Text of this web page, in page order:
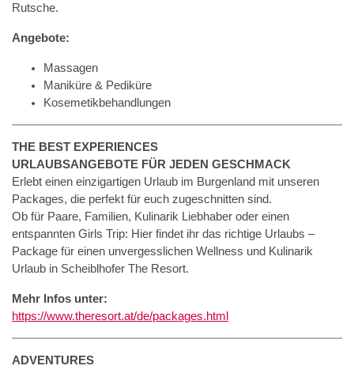
Rutsche.
Angebote:
Massagen
Maniküre & Pediküre
Kosemetikbehandlungen
THE BEST EXPERIENCES
URLAUBSANGEBOTE FÜR JEDEN GESCHMACK
Erlebt einen einzigartigen Urlaub im Burgenland mit unseren
Packages, die perfekt für euch zugeschnitten sind.
Ob für Paare, Familien, Kulinarik Liebhaber oder einen
entspannten Girls Trip: Hier findet ihr das richtige Urlaubs –
Package für einen unvergesslichen Wellness und Kulinarik
Urlaub in Scheiblhofer The Resort.
Mehr Infos unter:
https://www.theresort.at/de/packages.html
ADVENTURES